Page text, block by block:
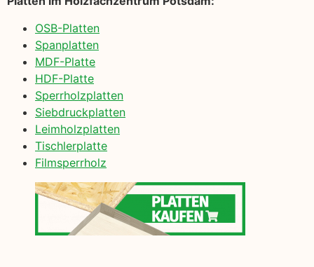
OSB-Platten
Spanplatten
MDF-Platte
HDF-Platte
Sperrholzplatten
Siebdruckplatten
Leimholzplatten
Tischlerplatte
Filmsperrholz